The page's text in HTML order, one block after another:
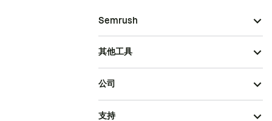
Semrush
其他工具
公司
支持